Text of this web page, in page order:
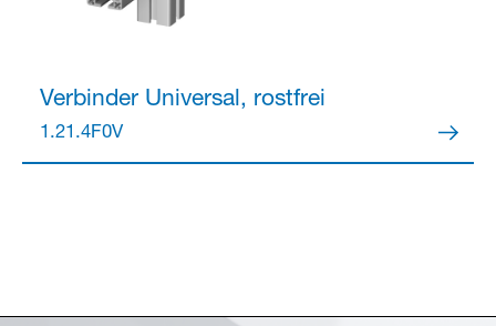
VerbinderUniversal, rostfrei
1.21.4F0V